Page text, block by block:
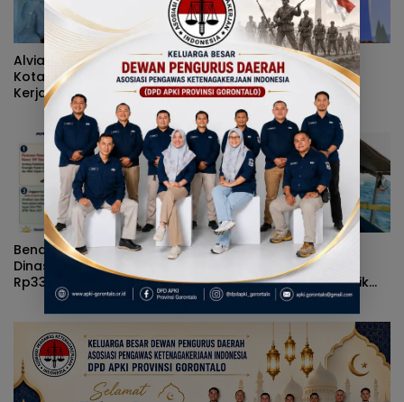
Alvian Mato Sindir Wali
Kota: Terlalu Banyak Kritik,
Kerja Nyata Lebih Dinanti
Masyarakat
Cegah Gangguan
Pernapasan Selama
Kemarau, Dinkes
Kabupaten Gorontalo
Gencarkan Pembagian
Masker
Benarkah Anggaran Baju
Dinas Gubernur Gorontalo
Rp339 Juta? Simak Fakta
Sebenarnya
Terjang Ombak Demi
Pulau Dudepo, Rusli
Habibie Resmikan Listrik
Perdana di Pulau Dudepo